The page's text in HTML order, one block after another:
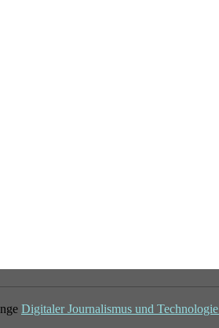
Digitaler Journalismus und Technologie